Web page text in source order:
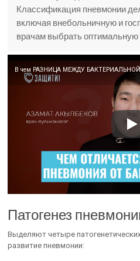
Классификация пневмонии
включая внебольничную и
врачам выбрать оптимальную
В чем РАЗНИЦА МЕЖДУ
Патогенез
Выделяют четыре
раз­витие пневмонии: